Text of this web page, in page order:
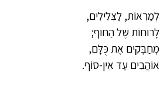
לְמַרְאוֹת, לַצְּלִילִים,
לָרוּחוֹת שֶׁל הַחוֹף;
מְחַבְּקִים אֶת כֻּלָּם,
אוֹהֲבִים עַד אֵין-סוֹף.